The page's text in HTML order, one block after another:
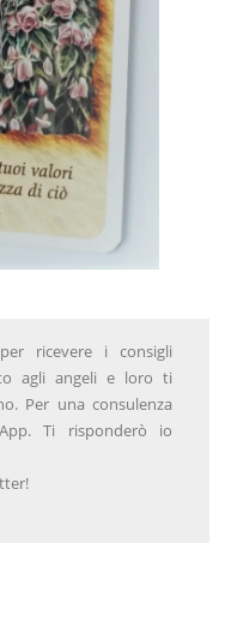
ricevere i consigli
agli angeli e loro ti
Per una consulenza
Ti risponderò io